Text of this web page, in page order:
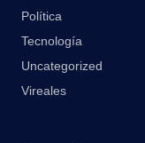
Política
Tecnología
Uncategorized
Vireales